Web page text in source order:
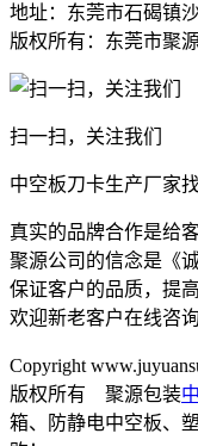
地址：东莞市石碣镇
版权所有：东莞市聚
扫一扫，关注我们
中空板刀卡生产厂家
真实的品牌合作是给
聚源公司的信念是《
保证客户的品质，提
欢迎新老客户在线咨
Copyright
版权所有 聚源包装
箱、防静电中空板、